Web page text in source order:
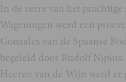
In de serre van het
Wageningen werd een
Gonzales van de Spaanse
begeleid door Rudolf Nipius.
Heeren van de Wijn werd